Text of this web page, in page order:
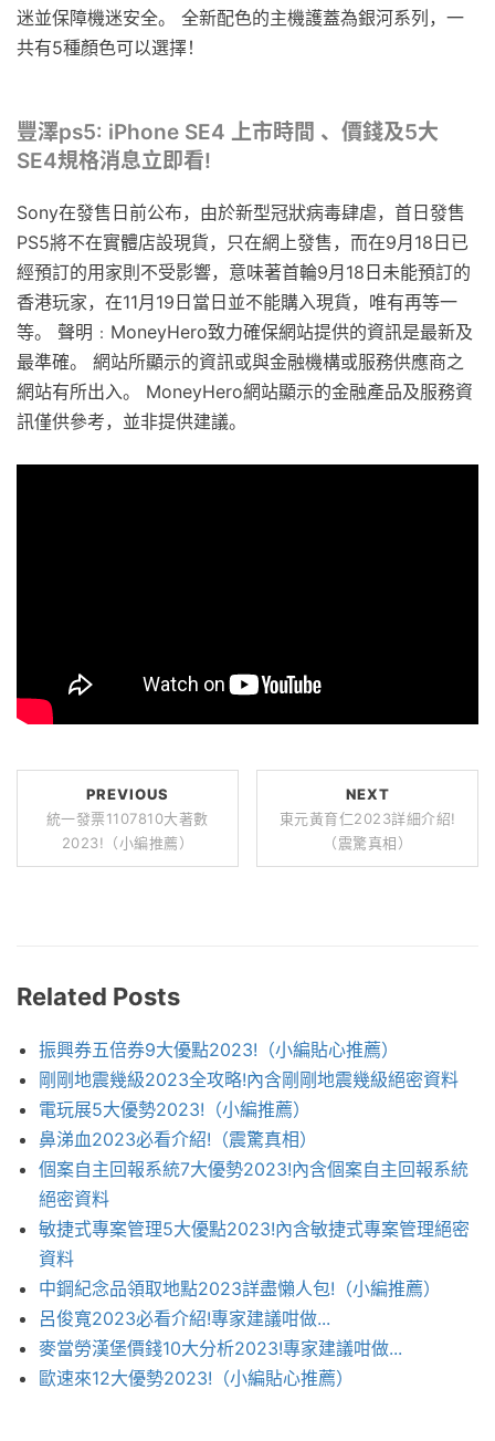
迷並保障機迷安全。 全新配色的主機護蓋為銀河系列，一
共有5種顏色可以選擇！
豐澤ps5: iPhone SE4 上市時間 、價錢及5大
SE4規格消息立即看!
Sony在發售日前公布，由於新型冠狀病毒肆虐，首日發售
PS5將不在實體店設現貨，只在網上發售，而在9月18日已
經預訂的用家則不受影響，意味著首輪9月18日未能預訂的
香港玩家，在11月19日當日並不能購入現貨，唯有再等一
等。 聲明﹕MoneyHero致力確保網站提供的資訊是最新及
最準確。 網站所顯示的資訊或與金融機構或服務供應商之
網站有所出入。 MoneyHero網站顯示的金融產品及服務資
訊僅供參考，並非提供建議。
PREVIOUS
統一發票1107810大著數
2023!（小編推薦）
NEXT
東元黃育仁2023詳細介紹!
（震驚真相）
Related Posts
振興券五倍券9大優點2023!（小編貼心推薦）
剛剛地震幾級2023全攻略!內含剛剛地震幾級絕密資料
電玩展5大優勢2023!（小編推薦）
鼻涕血2023必看介紹!（震驚真相）
個案自主回報系統7大優勢2023!內含個案自主回報系統
絕密資料
敏捷式專案管理5大優點2023!內含敏捷式專案管理絕密
資料
中鋼紀念品領取地點2023詳盡懶人包!（小編推薦）
呂俊寬2023必看介紹!專家建議咁做...
麥當勞漢堡價錢10大分析2023!專家建議咁做...
歐速來12大優勢2023!（小編貼心推薦）